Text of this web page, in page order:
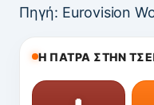
Πηγή: Eurovision
Η ΠΑΤΡΑ ΣΤΗΝ